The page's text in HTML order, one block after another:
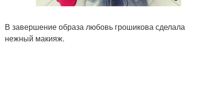
В завершение образа любовь грошикова сделала
нежный макияж.